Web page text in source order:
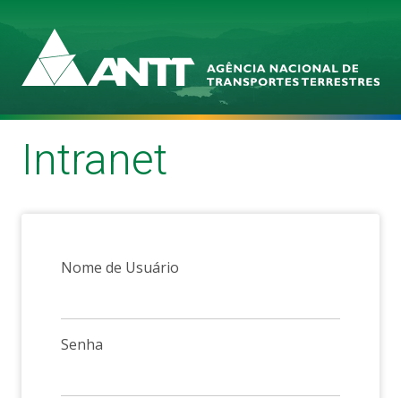
Intranet
Autenticação
Nome de Usuário
Senha